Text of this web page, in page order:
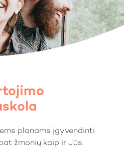
planams įgyvendinti
žmonių kaip ir Jūs.